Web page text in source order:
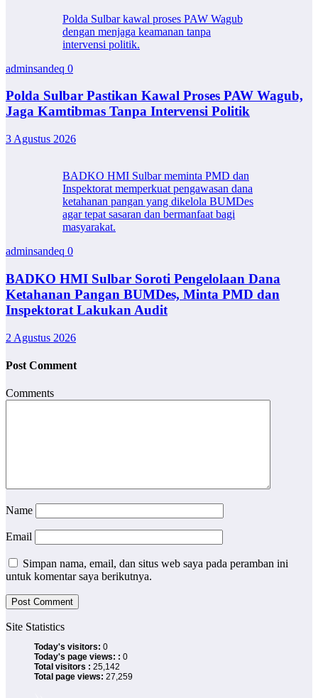
Polda Sulbar kawal proses PAW Wagub
dengan menjaga keamanan tanpa
intervensi politik.
adminsandeq 0
Polda Sulbar Pastikan Kawal Proses PAW Wagub,
Jaga Kamtibmas Tanpa Intervensi Politik
3 Agustus 2026
BADKO HMI Sulbar meminta PMD dan
Inspektorat memperkuat pengawasan dana
ketahanan pangan yang dikelola BUMDes
agar tepat sasaran dan bermanfaat bagi
masyarakat.
adminsandeq 0
BADKO HMI Sulbar Soroti Pengelolaan Dana
Ketahanan Pangan BUMDes, Minta PMD dan
Inspektorat Lakukan Audit
2 Agustus 2026
Post Comment
Comments
Name
Email
Simpan nama, email, dan situs web saya pada peramban ini
untuk komentar saya berikutnya.
Site Statistics
Today's visitors: 0
Today's page views: : 0
Total visitors : 25,142
Total page views: 27,259